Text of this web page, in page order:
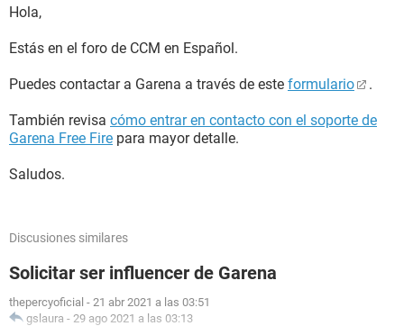
Hola,
Estás en el foro de CCM en Español.
Puedes contactar a Garena a través de este formulario .
También revisa cómo entrar en contacto con el soporte de
Garena Free Fire para mayor detalle.
Saludos.
Discusiones similares
Solicitar ser influencer de Garena
thepercyoficial - 21 abr 2021 a las 03:51
gslaura - 29 ago 2021 a las 03:13